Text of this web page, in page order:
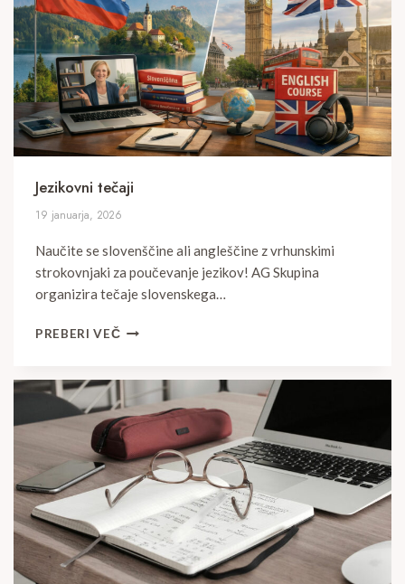
Jezikovni tečaji
19 januarja, 2026
Naučite se slovenščine ali angleščine z vrhunskimi
strokovnjaki za poučevanje jezikov! AG Skupina
organizira tečaje slovenskega…
PREBERI VEČJEZIKOVNI